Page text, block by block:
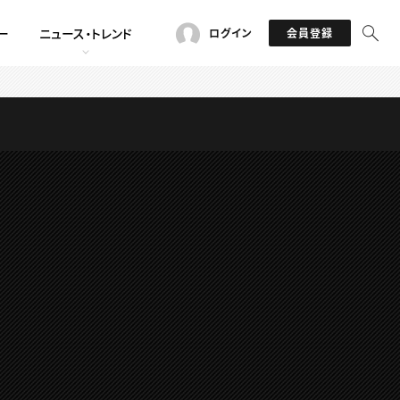
ニュース・トレンド ログイン 会員登録